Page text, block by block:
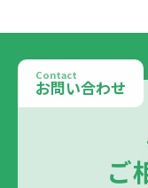
Contact
お問い合わせ
ご